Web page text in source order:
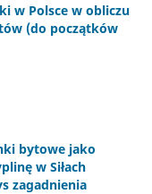
w Polsce w obliczu
(do początków
bytowe jako
w Siłach
zagadnienia